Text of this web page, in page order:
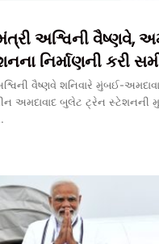
અશ્વિની વૈષ્ણવે,
નિર્માણની કરી
વૈષ્ણવે શનિવારે મુંબઈ-
અમદાવાદ બુલેટ ટ્રેન સ્ટેશનની